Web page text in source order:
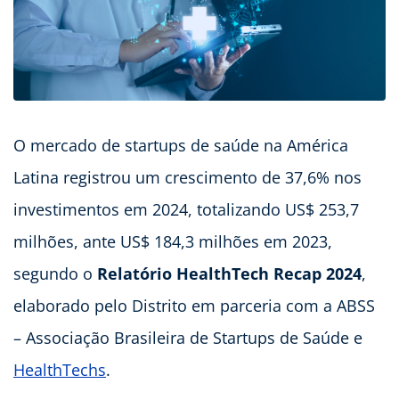
O mercado de startups de saúde na América
Latina registrou um crescimento de 37,6% nos
investimentos em 2024, totalizando US$ 253,7
milhões, ante US$ 184,3 milhões em 2023,
segundo o Relatório HealthTech Recap 2024,
elaborado pelo Distrito em parceria com a ABSS
– Associação Brasileira de Startups de Saúde e
HealthTechs.